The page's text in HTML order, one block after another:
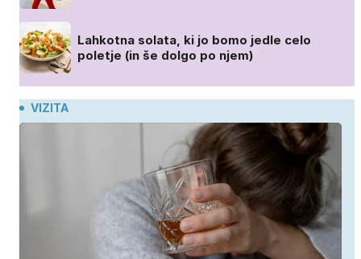
Lahkotna solata, ki jo bomo jedle celo
poletje (in še dolgo po njem)
VIZITA